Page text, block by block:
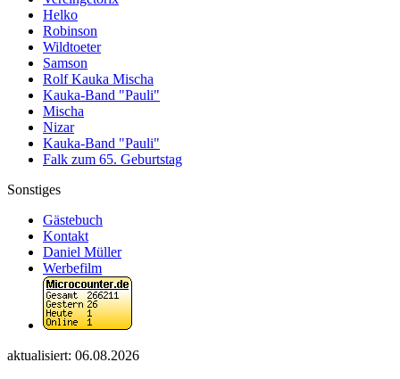
Helko
Robinson
Wildtoeter
Samson
Rolf Kauka Mischa
Kauka-Band "Pauli"
Mischa
Nizar
Kauka-Band "Pauli"
Falk zum 65. Geburtstag
Sonstiges
Gästebuch
Kontakt
Daniel Müller
Werbefilm
aktualisiert: 06.08.2026